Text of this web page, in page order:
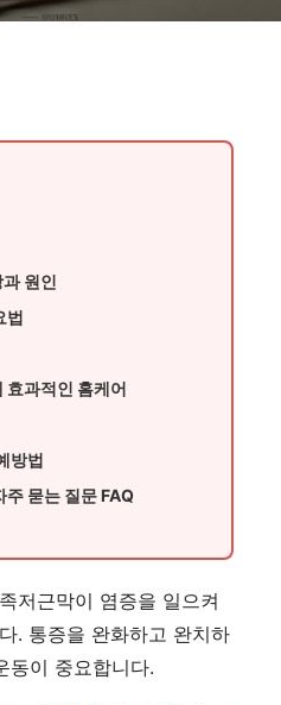
원인
법
효과적인 홈케어
방법
주 묻는 질문 FAQ
저근막이 염증을 일으켜
. 통증을 완화하고 완치하
동이 중요합니다.